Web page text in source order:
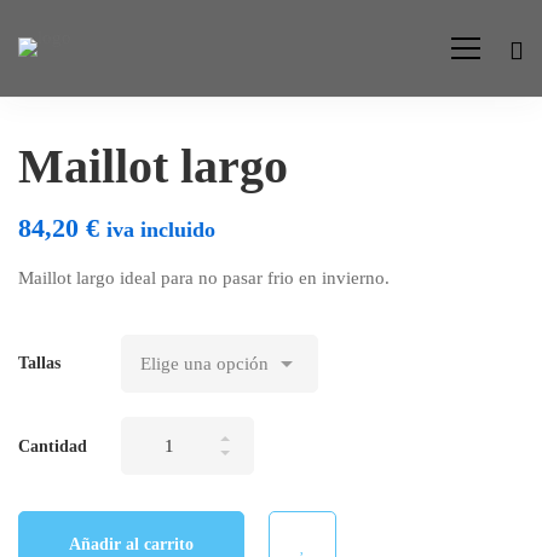
Maillot largo
84,20 € iva incluido
Maillot largo ideal para no pasar frio en invierno.
Tallas
Cantidad
Añadir al carrito